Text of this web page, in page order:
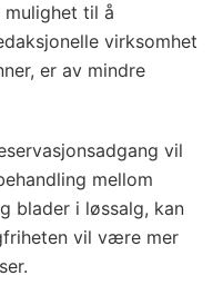
mulighet til å
virksomhet
er av mindre
vil
mellom
blader i løssalg, kan
vil være mer